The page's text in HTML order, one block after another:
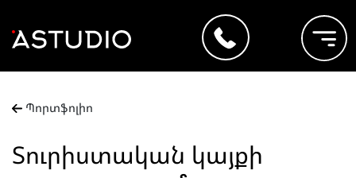
Պորտֆոլիո
Տուրիստական կայքի